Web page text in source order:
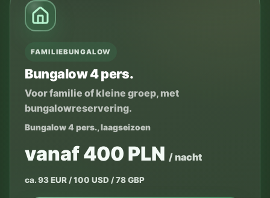
FAMILIEBUNGALOW
Bungalow 4 pers.
Voor familie of kleine groep, met
bungalowreservering.
Bungalow 4 pers., laagseizoen
vanaf 400 PLN / nacht
ca. 93 EUR / 100 USD / 78 GBP